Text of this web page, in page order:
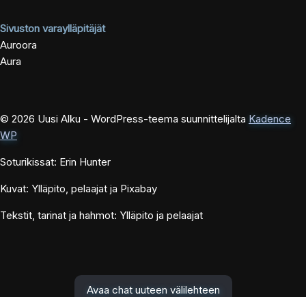
Sivuston varaylläpitäjät
Auroora
Aura
© 2026 Uusi Alku - WordPress-teema suunnittelijalta Kadence
WP
Soturikissat: Erin Hunter
Kuvat: Ylläpito, pelaajat ja Pixabay
Tekstit, tarinat ja hahmot: Ylläpito ja pelaajat
Avaa chat uuteen välilehteen